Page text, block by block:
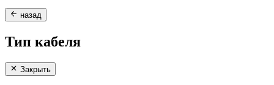
назад
Тип кабеля
Закрыть